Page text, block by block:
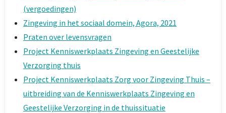
(vergoedingen)
Zingeving in het sociaal domein, Agora, 2021
Praten over levensvragen
Project Kenniswerkplaats Zingeving en Geestelijke
Verzorging thuis
Project Kenniswerkplaats Zorg voor Zingeving Thuis –
uitbreiding van de Kenniswerkplaats Zingeving en
Geestelijke Verzorging in de thuissituatie